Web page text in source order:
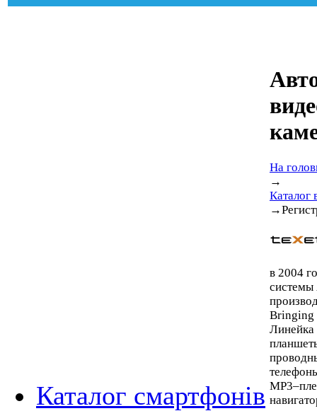
Каталог смартфонів
На
→
Каталог
→
в 2004
системы
Bringing
Линейка